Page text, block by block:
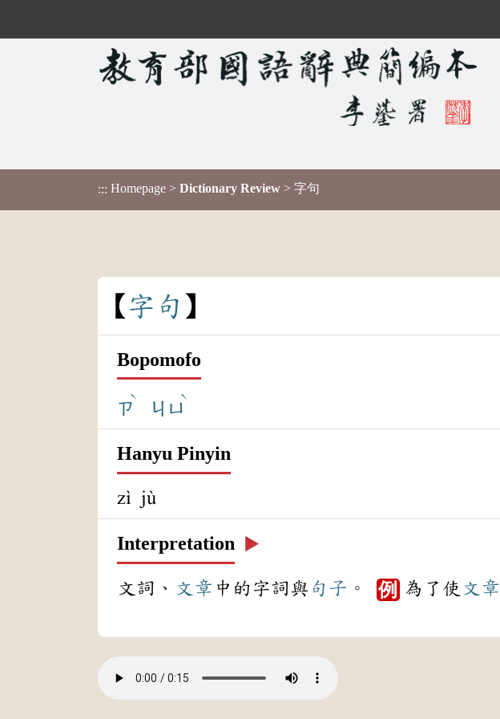
::: Homepage > Dictionary Review > 字句
字 句
Bopomofo
ㄗ
ˋ
ㄐㄩ
ˋ
Hanyu Pinyin
zì jù
Interpretation ▶️
文詞、 文章 中的字詞與 句子 。 例 為了使 文章